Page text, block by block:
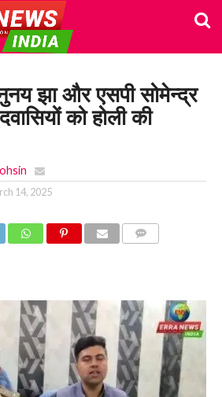
झा और एसपी सोमेन्द्र
को होली की
14, 2025